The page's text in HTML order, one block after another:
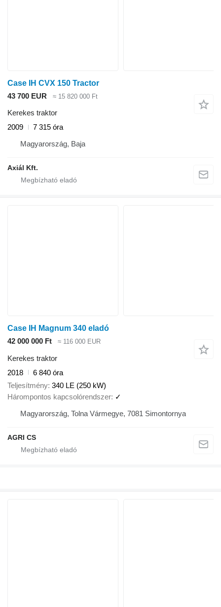
Case IH CVX 150 Tractor
43 700 EUR
≈ 15 820 000 Ft
Kerekes traktor
2009
7 315 óra
Magyarország, Baja
Axiál Kft.
Case IH Magnum 340 eladó
42 000 000 Ft
≈ 116 000 EUR
Kerekes traktor
2018
6 840 óra
Teljesítmény 340 LE (250 kW)
Hárompontos kapcsolórendszer ✓
Magyarország, Tolna Vármegye, 7081 Simontornya
AGRI CS